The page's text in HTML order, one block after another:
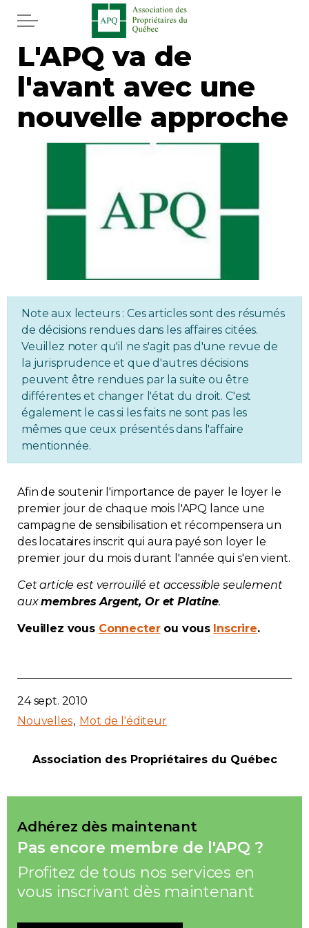
Aller au contenu principal
Accueil
Services
Juridique
Immobilier
Réglementation
Copropriété
Environnement
App APQ
Médias
FAQ
Zone Membres
Contact
L'APQ va de
l'avant avec une
nouvelle approche
Note aux lecteurs : Ces articles sont des résumés
de décisions rendues dans les affaires citées.
Veuillez noter qu'il ne s'agit pas d'une revue de
la jurisprudence et que d'autres décisions
peuvent être rendues par la suite ou être
différentes et changer l'état du droit. C'est
également le cas si les faits ne sont pas les
mêmes que ceux présentés dans l'affaire
mentionnée.
Afin de soutenir l'importance de payer le loyer le
premier jour de chaque mois l'APQ lance une
campagne de sensibilisation et récompensera un
des locataires inscrit qui aura payé son loyer le
premier jour du mois durant l'année qui s'en vient.
Cet article est verrouillé et accessible seulement
auxmembres Argent, Or et Platine.
Veuillez vous Connecterou vous Inscrire.
24 sept. 2010
Nouvelles Mot de l'éditeur
Association des Propriétaires du Québec
Adhérez dès maintenant
Pas encore membre de l'APQ ?
Profitez de tous nos services en
vous inscrivant dès maintenant